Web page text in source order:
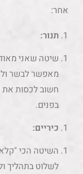
אחר:
תנור:
שיטה שאני
מאפשר לבשר
חשוב לכסות את
בפנים.
כיריים:
השיטה הכי
לשלוט בתהליך